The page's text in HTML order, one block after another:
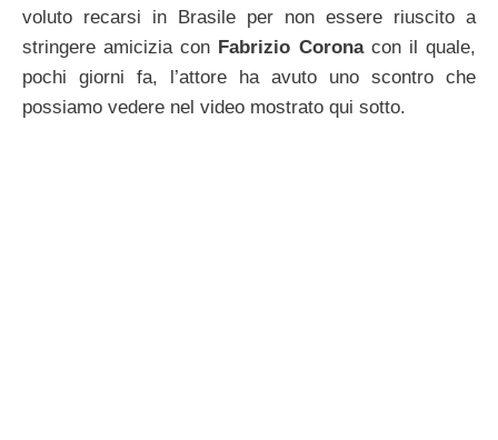
voluto recarsi in Brasile per non essere riuscito a
stringere amicizia con Fabrizio Coronacon il quale,
pochi giorni fa, l’attore ha avuto uno scontro che
possiamo vedere nel video mostrato qui sotto.